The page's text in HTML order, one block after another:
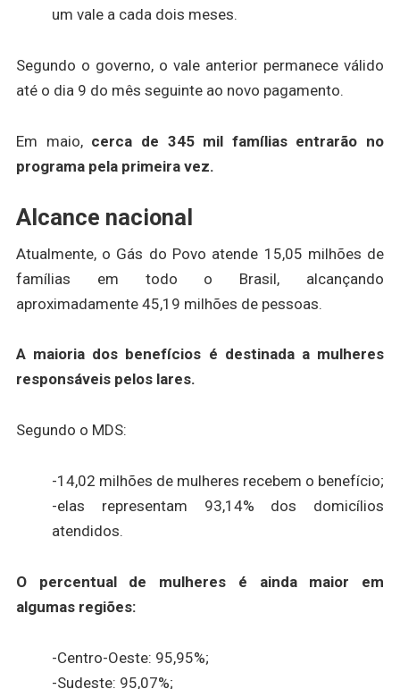
um vale a cada dois meses.
Segundo o governo, o vale anterior permanece válido
até o dia 9 do mês seguinte ao novo pagamento.
Em maio, cerca de 345 mil famílias entrarão no
programa pela primeira vez.
Alcance nacional
Atualmente, o Gás do Povo atende 15,05 milhões de
famílias em todo o Brasil, alcançando
aproximadamente 45,19 milhões de pessoas.
A maioria dos benefícios é destinada a mulheres
responsáveis pelos lares.
Segundo o MDS:
-14,02 milhões de mulheres recebem o benefício;
-elas representam 93,14% dos domicílios
atendidos.
O percentual de mulheres é ainda maior em
algumas regiões:
-Centro-Oeste: 95,95%;
-Sudeste: 95,07%;